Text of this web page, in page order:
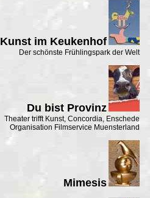
Kunst im Keukenhof
Der schönste Frühlingspark der Welt
Du bist Provinz
Theater trifft Kunst, Concordia, Enschede
Organisation Filmservice Muensterland
Mimesis